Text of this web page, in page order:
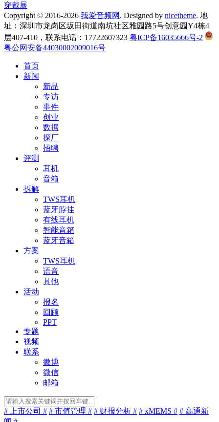
穿戴展
Copyright © 2016-2026 我爱音频网 . Designed by nicetheme. 地
址：深圳市龙岗区坂田街道南坑社区雅园路5号创意园Y4栋4
层407-410，联系电话：17722607323 粤ICP备16035666号-2
粤公网安备44030002009016号
首页
新闻
新品
专访
事件
创业
数据
探厂
招聘
评测
耳机
音箱
拆解
TWS耳机
蓝牙脖挂
有线耳机
智能音箱
蓝牙音箱
方案
TWS耳机
语音
其他
活动
报名
回顾
PPT
专题
视频
联系
微博
微信
邮箱
# 上市公司 # # 市值管理 # # 财报分析 # # xMEMS # # 高通新